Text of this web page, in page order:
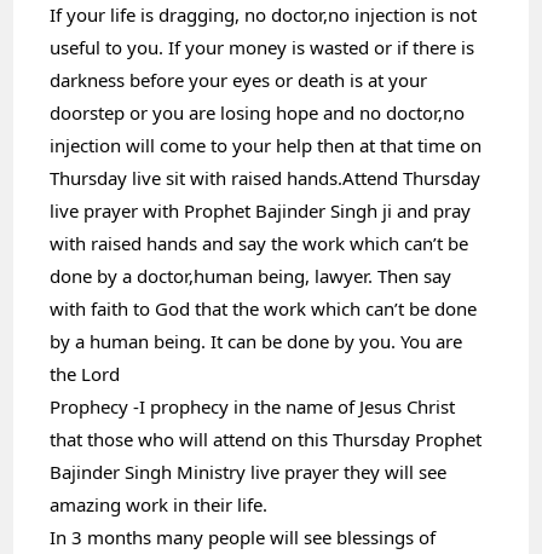
If your life is dragging, no doctor,no injection is not
useful to you. If your money is wasted or if there is
darkness before your eyes or death is at your
doorstep or you are losing hope and no doctor,no
injection will come to your help then at that time on
Thursday live sit with raised hands.Attend Thursday
live prayer with Prophet Bajinder Singh ji and pray
with raised hands and say the work which can’t be
done by a doctor,human being, lawyer. Then say
with faith to God that the work which can’t be done
by a human being. It can be done by you. You are
the Lord
Prophecy -I prophecy in the name of Jesus Christ
that those who will attend on this Thursday Prophet
Bajinder Singh Ministry live prayer they will see
amazing work in their life.
In 3 months many people will see blessings of